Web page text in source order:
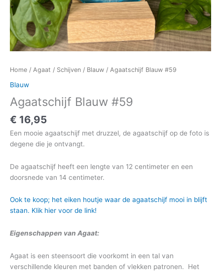
Home / Agaat / Schijven / Blauw / Agaatschijf Blauw #59
Blauw
Agaatschijf Blauw #59
€ 16,95
Een mooie agaatschijf met druzzel, de agaatschijf op de foto is
degene die je ontvangt.
De agaatschijf heeft een lengte van 12 centimeter en een
doorsnede van 14 centimeter.
Ook te koop; het eiken houtje waar de agaatschijf mooi in blijft
staan. Klik hier voor de link!
Eigenschappen van Agaat:
Agaat is een steensoort die voorkomt in een tal van
verschillende kleuren met banden of vlekken patronen. Het